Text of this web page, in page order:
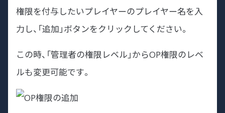
権限を付与したいプレイヤーのプレイヤー名を入
力し、「追加」ボタンをクリックしてください。
この時、「管理者の権限レベル」からOP権限のレベ
ルも変更可能です。